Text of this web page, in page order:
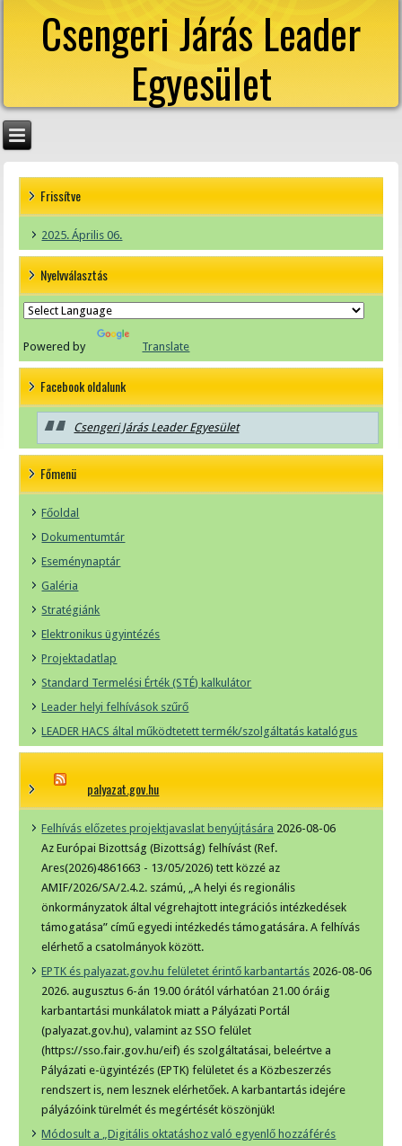
Csengeri Járás Leader
Egyesület
Frissítve
2025. Április 06.
Nyelvválasztás
Powered by Translate
Facebook oldalunk
Csengeri Járás Leader Egyesület
Főmenü
Főoldal
Dokumentumtár
Eseménynaptár
Galéria
Stratégiánk
Elektronikus ügyintézés
Projektadatlap
Standard Termelési Érték (STÉ) kalkulátor
Leader helyi felhívások szűrő
LEADER HACS által működtetett termék/szolgáltatás katalógus
palyazat.gov.hu
Felhívás előzetes projektjavaslat benyújtására 2026-08-06
Az Európai Bizottság (Bizottság) felhívást (Ref.
Ares(2026)4861663 - 13/05/2026) tett közzé az
AMIF/2026/SA/2.4.2. számú, „A helyi és regionális
önkormányzatok által végrehajtott integrációs intézkedések
támogatása” című egyedi intézkedés támogatására. A felhívás
elérhető a csatolmányok között.
EPTK és palyazat.gov.hu felületet érintő karbantartás 2026-08-06
2026. augusztus 6-án 19.00 órától várhatóan 21.00 óráig
karbantartási munkálatok miatt a Pályázati Portál
(palyazat.gov.hu), valamint az SSO felület
(https://sso.fair.gov.hu/eif) és szolgáltatásai, beleértve a
Pályázati e-ügyintézés (EPTK) felületet és a Közbeszerzés
rendszert is, nem lesznek elérhetőek. A karbantartás idejére
pályázóink türelmét és megértését köszönjük!
Módosult a „Digitális oktatáshoz való egyenlő hozzáférés